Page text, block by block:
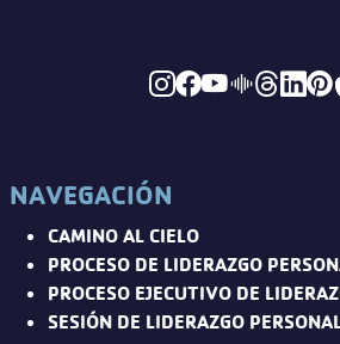
NAVEGACIÓN
CAMINO AL CIELO
PROCESO DE LIDERAZGO
PROCESO EJECUTIVO DE
SESIÓN DE LIDERAZGO